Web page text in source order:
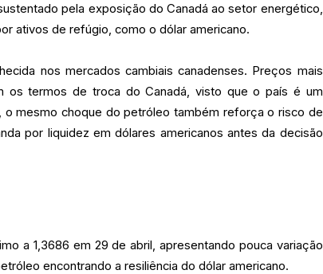
pela exposição do Canadá ao setor energético,
ativos de refúgio, como o dólar americano.
nos mercados cambiais canadenses. Preços mais
os termos de troca do Canadá, visto que o país é um
o mesmo choque do petróleo também reforça o risco de
por liquidez em dólares americanos antes da decisão
a 1,3686 em 29 de abril, apresentando pouca variação
encontrando a resiliência do dólar americano.